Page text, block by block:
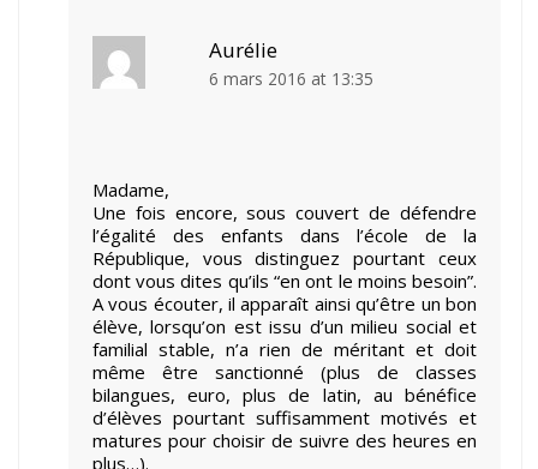
Aurélie
6 mars 2016 at 13:35
Madame,
Une fois encore, sous couvert de défendre
l’égalité des enfants dans l’école de la
République, vous distinguez pourtant ceux
dont vous dites qu’ils “en ont le moins besoin”.
A vous écouter, il apparaît ainsi qu’être un bon
élève, lorsqu’on est issu d’un milieu social et
familial stable, n’a rien de méritant et doit
même être sanctionné (plus de classes
bilangues, euro, plus de latin, au bénéfice
d’élèves pourtant suffisamment motivés et
matures pour choisir de suivre des heures en
plus…).